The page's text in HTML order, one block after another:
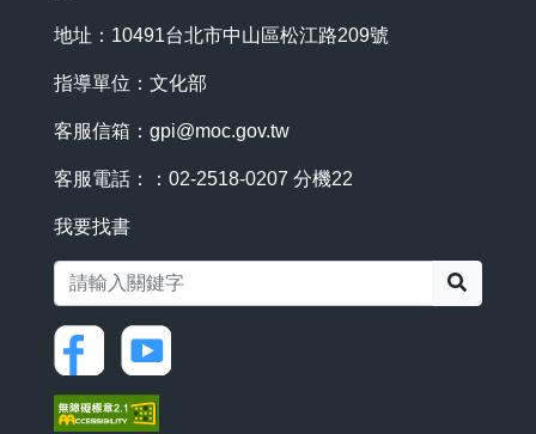
地址：10491台北市中山區松江路209號
指導單位：文化部
客服信箱： gpi@moc.gov.tw
客服電話：：02-2518-0207 分機22
我要找書